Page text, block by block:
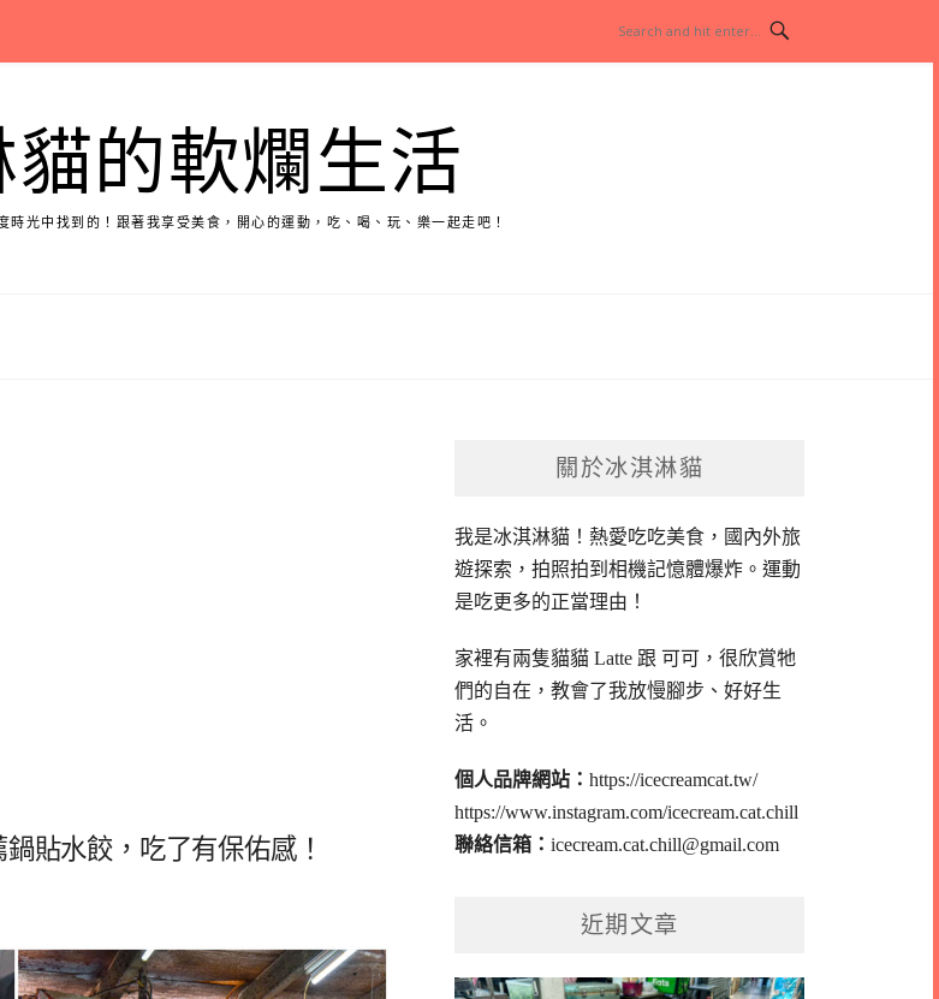
的軟爛生活
時光中找到的！跟著我享受美食，開心的運動，吃、喝、玩、樂一起走吧！
貼水餃，吃了有保佑感！
關於冰淇淋貓
我是冰淇淋貓！ 熱愛吃吃美食，國內外旅
遊探索，拍照拍到相機記憶體爆炸。運動
是吃更多的正當理由！
家裡有兩隻貓貓 Latte 跟 可可，很欣賞牠
們的自在，教會了我放慢腳步、好好生
活。
個人品牌網站：https://icecreamcat.tw/
https://www.instagram.com/icecream.cat.chill
聯絡信箱：icecream.cat.chill@gmail.com
近期文章